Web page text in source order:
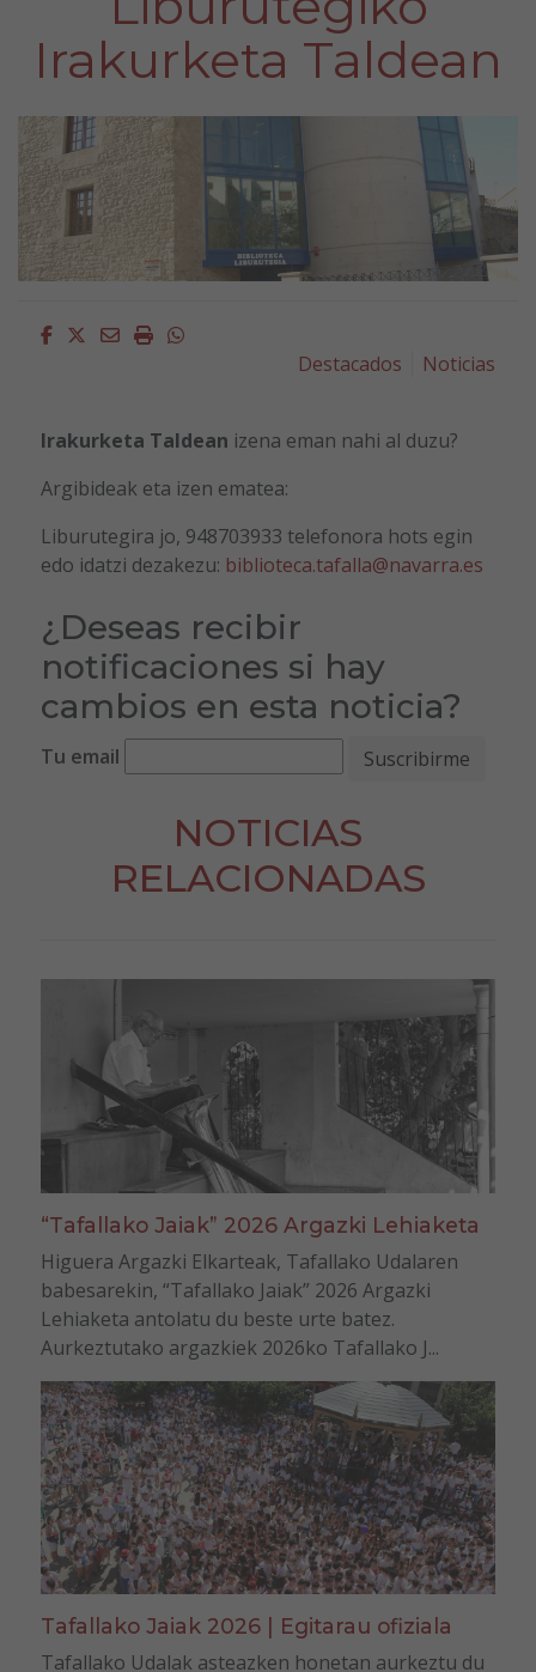
Irakurketa Taldean
Facebook
Twitter
EmailImprimirWhatsapp
Destacados
Noticias
Irakurketa Taldean izena eman nahi al duzu?
Argibideak eta izen ematea:
Liburutegira jo, 948703933 telefonora hots egin
edo idatzi dezakezu: biblioteca.tafalla@navarra.es
¿Deseas recibir
notificaciones si hay
cambios en esta noticia?
Tu email
NOTICIAS
RELACIONADAS
“Tafallako Jaiak” 2026 Argazki Lehiaketa
Higuera Argazki Elkarteak, Tafallako Udalaren
babesarekin, “Tafallako Jaiak” 2026 Argazki
Lehiaketa antolatu du beste urte batez.
Aurkeztutako argazkiek 2026ko Tafallako J...
Tafallako Jaiak 2026 | Egitarau ofiziala
Tafallako Udalak asteazken honetan aurkeztu du